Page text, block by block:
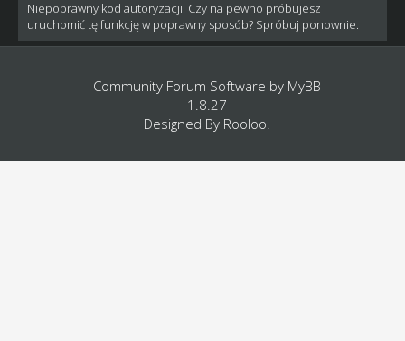
Niepoprawny kod autoryzacji. Czy na pewno próbujesz
uruchomić tę funkcję w poprawny sposób? Spróbuj ponownie.
Community Forum Software by MyBB
1.8.27
Designed By Rooloo.